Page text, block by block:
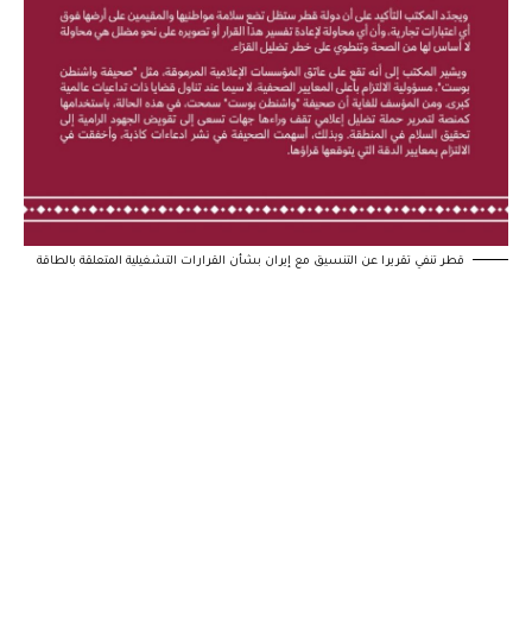
قطر تنفي تقريرا عن التنسيق مع إيران بشأن القرارات التشغيلية المتعلقة بالطاقة